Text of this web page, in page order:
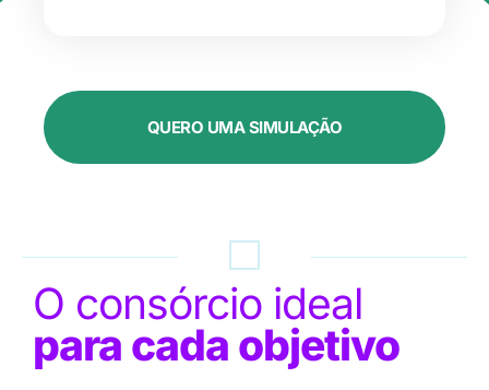
QUERO UMA SIMULAÇÃO
O consórcio ideal
para cada objetivo